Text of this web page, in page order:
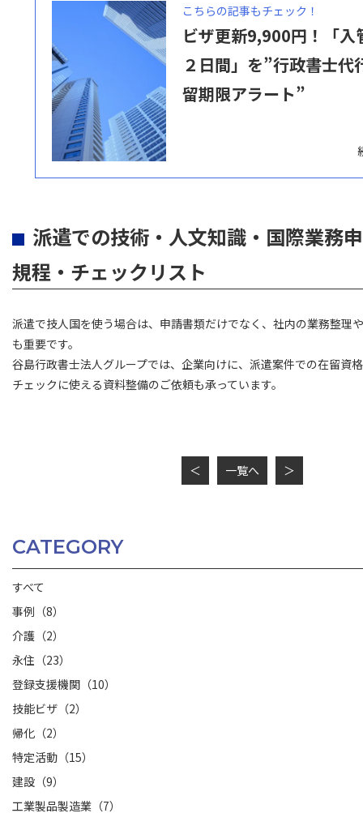
こちらの記事もチェック！
ビザ更新9,900円！「入
２日間」を”行政書士代
留期限アラート”
派遣での技術・人文知識・国際業務
規程・チェックリスト
派遣で技人国を使う場合は、申請書類だけでなく、社内の業務整理
も重要です。
谷島行政書士法人グループでは、企業向けに、派遣案件での在留資
チェックに使える資料整備のご依頼も承っています。
＜ 一覧へ ＞
CATEGORY
すべて
事例（8）
介護（2）
永住（23）
登録支援機関（10）
技能ビザ（2）
帰化（2）
特定活動（15）
建設（9）
工業製品製造業（7）